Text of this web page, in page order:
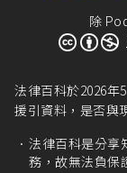
除
法律百科於2026年
援引資料，是否與
法律百科是分享
務，故無法負保